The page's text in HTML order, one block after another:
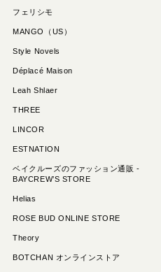
写真が動く
イラストが動く
背景が動く
文字が動く
フェリシモ
MANGO（US）
Style Novels
Déplacé Maison
Leah Shlaer
THREE
LINCOR
ESTNATION
ベイクルーズのファッション通販 -
BAYCREW’S STORE
Helias
ROSE BUD ONLINE STORE
Theory
BOTCHAN オンラインストア